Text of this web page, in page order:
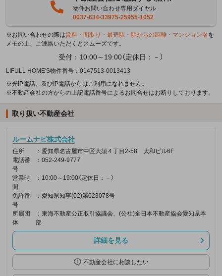
物件お問い合わせ専用ダイヤル
0037-634-33975-25955-1052
※お問い合わせの際は賃料・間取り・最寄駅・駅からの距離・マンション名 を
メモの上、ご連絡いただくとスムーズです。
受付：10:00～19:00（定休日：－）
LIFULL HOME'S物件番号：0147513-0013413
※光IP電話、及びIP電話からはご利用になれません。
※不動産会社の方からの上記電話番号によるお問合せはお断りしております。
取り扱い不動産会社
ルームナビ株式会社
住所
：愛知県名古屋市中区大須４丁目2-58 大和ビル6F
電話番
号
：052-249-9777
営業時
間
：10:00～19:00（定休日：－）
免許番
号
：愛知県知事(02)第023078号
所属団
体
：東海不動産公正取引協議会、(公社)全日本不動産協会愛知県本
部
詳細を見る
不動産会社に相談したい